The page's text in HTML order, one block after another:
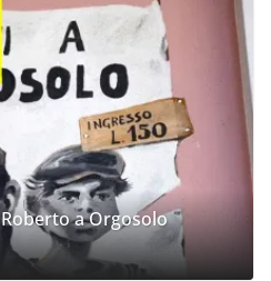
a Orgosolo